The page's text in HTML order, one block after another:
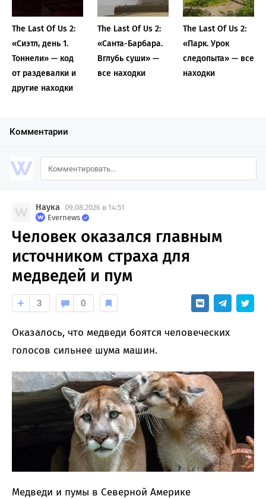
The Last Of Us 2:
«Сиэтл, день 1.
Тоннели» — код
от раздевалки и
другие находки
The Last Of Us 2:
«Санта-Барбара.
Вглубь суши» —
все находки
The Last Of Us 2:
«Парк. Урок
следопыта» — все
находки
Комментарии
Наука 09.08.2026 в 14:51
Evernews
Человек оказался главным
источником страха для
медведей и пум
3 0
Оказалось, что медведи боятся человеческих
голосов сильнее шума машин.
Медведи и пумы в Северной Америке